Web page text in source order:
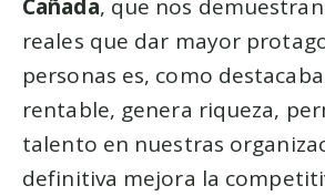
Cañada, que nos
reales que dar mayor
personas es, como
rentable, genera riqueza,
talento en nuestras
definitiva mejora la